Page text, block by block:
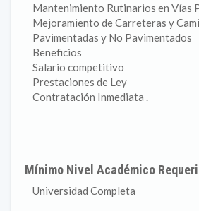
Mantenimiento Rutinarios en Vías
Mejoramiento de Carreteras y
Pavimentadas y No Pavimentados
Beneficios
Salario competitivo
Prestaciones de Ley
Contratación Inmediata .
Mínimo Nivel Académico
Universidad Completa